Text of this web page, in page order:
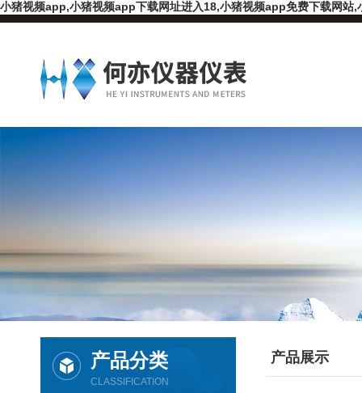
小猪视频app,小猪视频app下载网址进入18,小猪视频app免费下载网站
产品分类
CLASSIFICATION
产品展示